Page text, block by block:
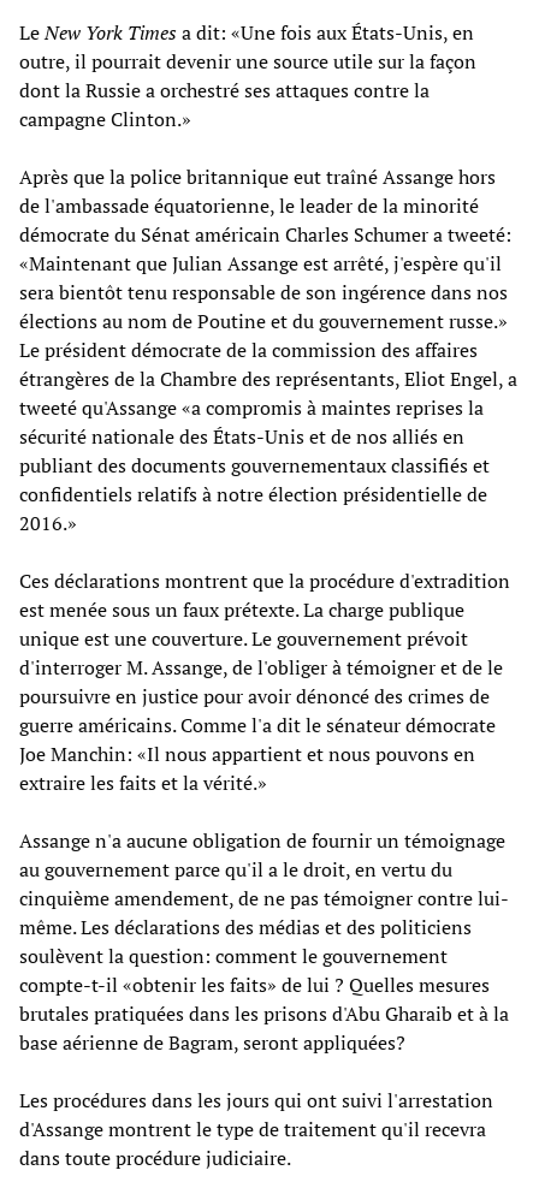
LeNew York Timesa dit: «Une fois aux États-Unis, en
outre, il pourrait devenir une source utile sur la façon
dont la Russie a orchestré ses attaques contre la
campagne Clinton.»
Après que la police britannique eut traîné Assange hors
de l'ambassade équatorienne, le leader de la minorité
démocrate du Sénat américain Charles Schumer a tweeté:
«Maintenant que Julian Assange est arrêté, j'espère qu'il
sera bientôt tenu responsable de son ingérence dans nos
élections au nom de Poutine et du gouvernement russe.»
Le président démocrate de la commission des affaires
étrangères de la Chambre des représentants, Eliot Engel, a
tweeté qu'Assange «a compromis à maintes reprises la
sécurité nationale des États-Unis et de nos alliés en
publiant des documents gouvernementaux classifiés et
confidentiels relatifs à notre élection présidentielle de
2016.»
Ces déclarations montrent que la procédure d'extradition
est menée sous un faux prétexte. La charge publique
unique est une couverture. Le gouvernement prévoit
d'interroger M. Assange, de l'obliger à témoigner et de le
poursuivre en justice pour avoir dénoncé des crimes de
guerre américains. Comme l'a dit le sénateur démocrate
Joe Manchin: «Il nous appartient et nous pouvons en
extraire les faits et la vérité.»
Assange n'a aucune obligation de fournir un témoignage
au gouvernement parce qu'il a le droit, en vertu du
cinquième amendement, de ne pas témoigner contre lui-
même. Les déclarations des médias et des politiciens
soulèvent la question: comment le gouvernement
compte-t-il «obtenir les faits» de lui ? Quelles mesures
brutales pratiquées dans les prisons d'Abu Gharaib et à la
base aérienne de Bagram, seront appliquées?
Les procédures dans les jours qui ont suivi l'arrestation
d'Assange montrent le type de traitement qu'il recevra
dans toute procédure judiciaire.